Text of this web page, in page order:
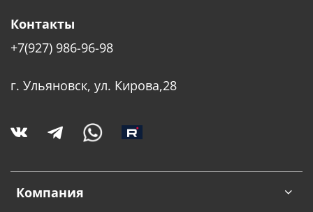
Компания
Контакты
+7(927) 986-96-98
г. Ульяновск, ул. Кирова,28